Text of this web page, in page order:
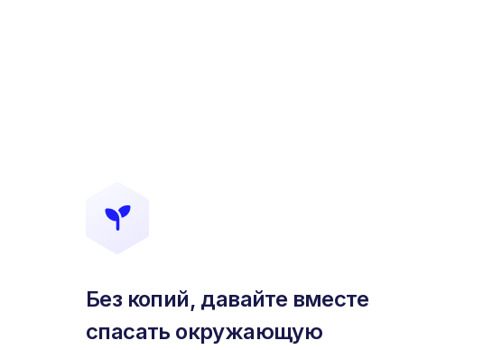
Без копий, давайте вместе
спасать окружающую